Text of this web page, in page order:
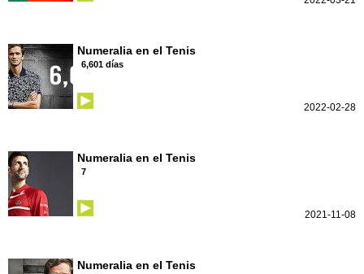
Numeralia en el Tenis
6,601 días
2022-02-28
Numeralia en el Tenis
7
2021-11-08
Numeralia en el Tenis